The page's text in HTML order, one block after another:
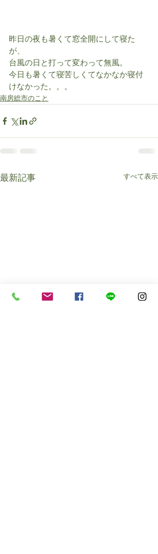
昨日の夜も暑くて窓全開にして寝た
が、
台風の日と打って変わって無風。
今日も暑くて寝苦しくてなかなか寝付
けなかった。。。
南房総市のこと
最新記事 すべて表示